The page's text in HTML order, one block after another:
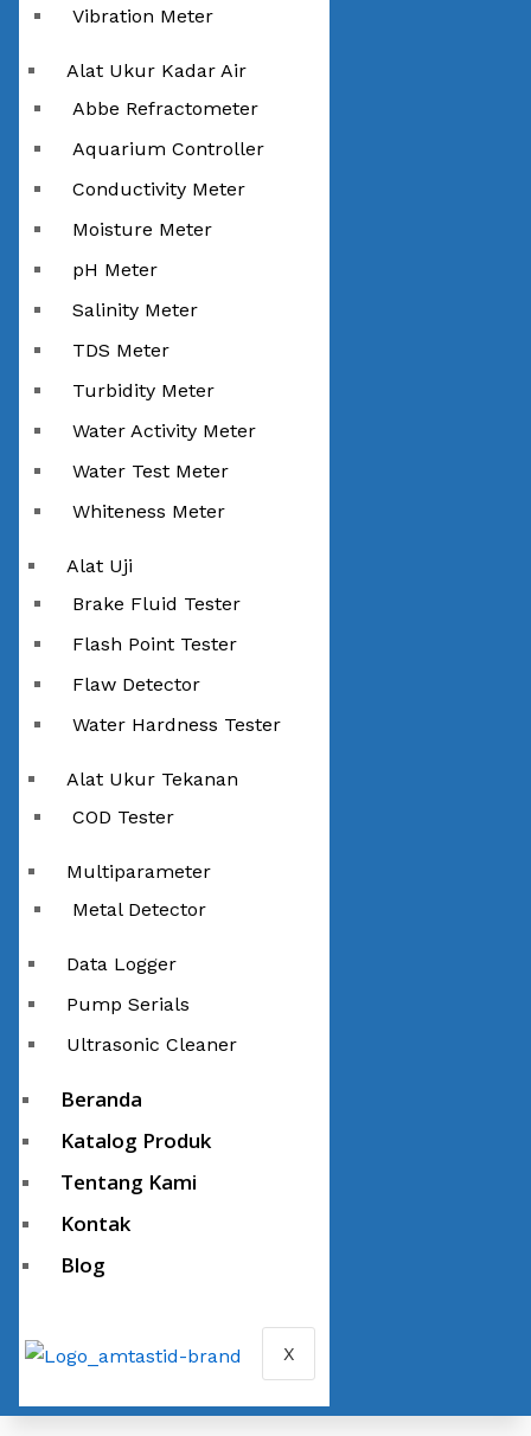
Vibration Meter
Alat Ukur Kadar Air
Abbe Refractometer
Aquarium Controller
Conductivity Meter
Moisture Meter
pH Meter
Salinity Meter
TDS Meter
Turbidity Meter
Water Activity Meter
Water Test Meter
Whiteness Meter
Alat Uji
Brake Fluid Tester
Flash Point Tester
Flaw Detector
Water Hardness Tester
Alat Ukur Tekanan
COD Tester
Multiparameter
Metal Detector
Data Logger
Pump Serials
Ultrasonic Cleaner
Beranda
Katalog Produk
Tentang Kami
Kontak
Blog
X